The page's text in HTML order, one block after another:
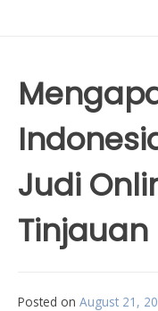
Judi
Tinjauan
Posted on August 21,